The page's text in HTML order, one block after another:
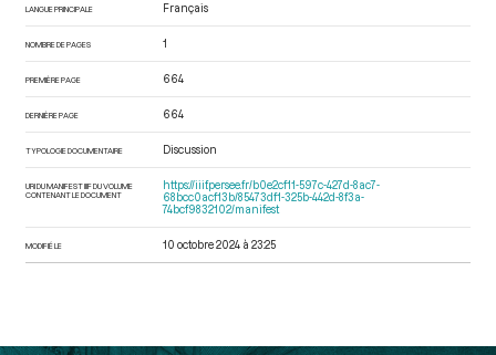
LANGUE PRINCIPALE Français
NOMBRE DE PAGES 1
PREMIÈRE PAGE 664
DERNIÈRE PAGE 664
TYPOLOGIE DOCUMENTAIRE Discussion
URI DU MANIFEST IIIF DU VOLUME
CONTENANT LE DOCUMENT
https://iiif.persee.fr/b0e2cf11-597c-427d-8ac7-
68bcc0acf13b/85473df1-325b-442d-8f3a-
74bcf9832102/manifest
MODIFIÉ LE 10 octobre 2024 à 23:25